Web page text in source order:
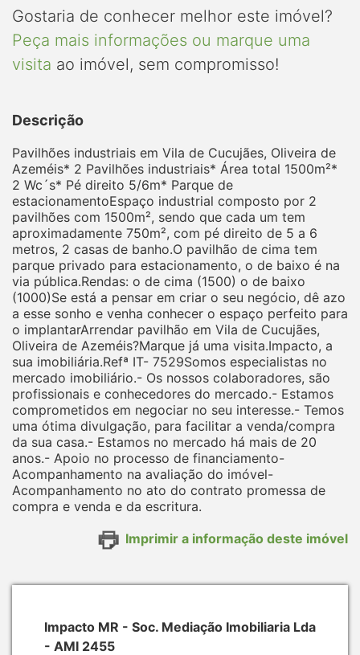
Gostaria de conhecer melhor este imóvel?
Peça mais informações ou marque uma
visita ao imóvel, sem compromisso!
Descrição
Pavilhões industriais em Vila de Cucujães, Oliveira de
Azeméis* 2 Pavilhões industriais* Área total 1500m²*
2 Wc´s* Pé direito 5/6m* Parque de
estacionamentoEspaço industrial composto por 2
pavilhões com 1500m², sendo que cada um tem
aproximadamente 750m², com pé direito de 5 a 6
metros, 2 casas de banho.O pavilhão de cima tem
parque privado para estacionamento, o de baixo é na
via pública.Rendas: o de cima (1500) o de baixo
(1000)Se está a pensar em criar o seu negócio, dê azo
a esse sonho e venha conhecer o espaço perfeito para
o implantarArrendar pavilhão em Vila de Cucujães,
Oliveira de Azeméis?Marque já uma visita.Impacto, a
sua imobiliária.Refª IT- 7529Somos especialistas no
mercado imobiliário.- Os nossos colaboradores, são
profissionais e conhecedores do mercado.- Estamos
comprometidos em negociar no seu interesse.- Temos
uma ótima divulgação, para facilitar a venda/compra
da sua casa.- Estamos no mercado há mais de 20
anos.- Apoio no processo de financiamento-
Acompanhamento na avaliação do imóvel-
Acompanhamento no ato do contrato promessa de
compra e venda e da escritura.
Imprimir a informação deste imóvel
Impacto MR - Soc. Mediação Imobiliaria Lda
- AMI 2455